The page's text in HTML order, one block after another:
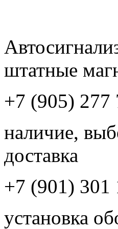
штатные
+7 (905) 277
наличие,
доставка
+7 (901) 301
установка